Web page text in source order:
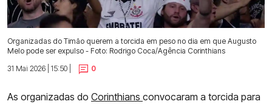
Organizadas do Timão querem a torcida em peso no dia em que Augusto
Melo pode ser expulso - Foto: Rodrigo Coca/Agência Corinthians
31 Mai 2026 | 15:50 |
0
As organizadas do Corinthians convocaram a torcida para